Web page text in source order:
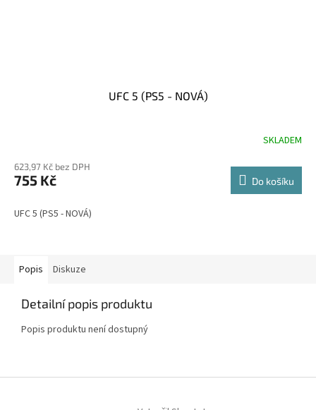
UFC 5 (PS5 - NOVÁ)
SKLADEM
623,97 Kč bez DPH
755 Kč Do košíku
UFC 5 (PS5 - NOVÁ)
Popis Diskuze
Detailní popis produktu
Popis produktu není dostupný